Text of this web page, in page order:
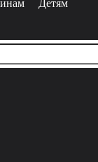
Детям